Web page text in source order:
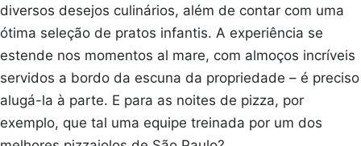
diversos desejos culinários, além de contar com uma
ótima seleção de pratos infantis. A experiência se
estende nos momentos al mare, com almoços incríveis
servidos a bordo da escuna da propriedade – é preciso
alugá-la à parte. E para as noites de pizza, por
exemplo, que tal uma equipe treinada por um dos